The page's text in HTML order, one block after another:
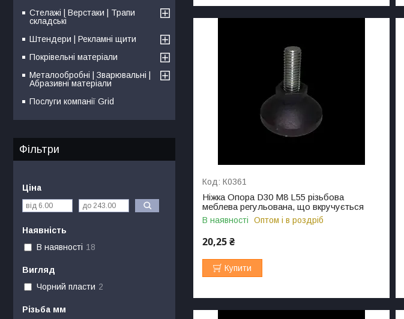
К0361
Ніжка Опора D30 M8 L55 різьбова
меблева регульована, що вкручується
В наявності Оптом і в роздріб
20,25 ₴
Купити
Стелажі | Верстаки | Трапи
складські
Штендери | Рекламні щити
Покрівельні матеріали
Металообробні | Зварювальні |
Абразивні матеріали
Послуги компанії Grid
Фільтри
Ціна
Наявність
В наявності 18
Вигляд
Чорний пласти 2
Різьба мм